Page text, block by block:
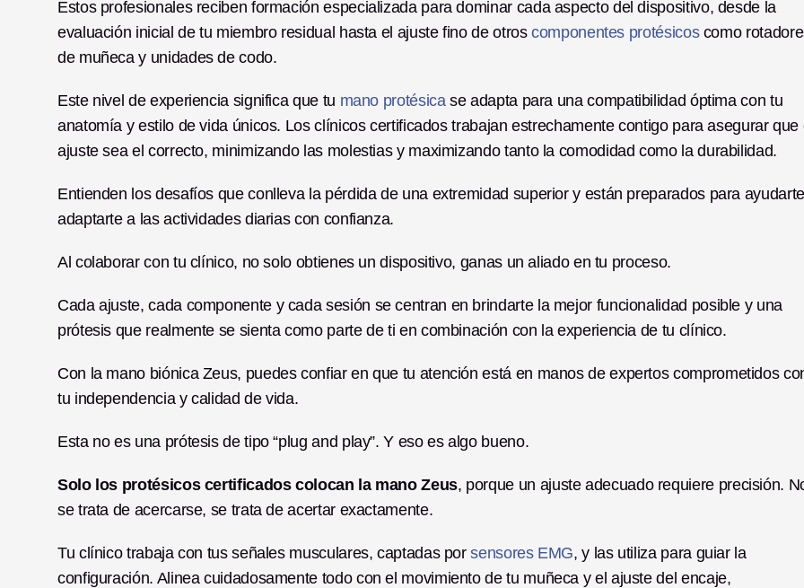
Estos profesionales reciben formación especializada para dominar cada aspecto del dispositivo, desde la
evaluación inicial de tu miembro residual hasta el ajuste fino de otros componentes protésicos como
de muñeca y unidades de codo.
Este nivel de experiencia significa que tu mano protésica se adapta para una compatibilidad óptima con tu
anatomía y estilo de vida únicos. Los clínicos certificados trabajan estrechamente contigo para asegurar que
ajuste sea el correcto, minimizando las molestias y maximizando tanto la comodidad como la durabilidad.
Entienden los desafíos que conlleva la pérdida de una extremidad superior y están preparados para
adaptarte a las actividades diarias con confianza.
Al colaborar con tu clínico, no solo obtienes un dispositivo, ganas un aliado en tu proceso.
Cada ajuste, cada componente y cada sesión se centran en brindarte la mejor funcionalidad posible y una
prótesis que realmente se sienta como parte de ti en combinación con la experiencia de tu clínico.
Con la mano biónica Zeus, puedes confiar en que tu atención está en manos de expertos comprometidos
tu independencia y calidad de vida.
Esta no es una prótesis de tipo “plug and play”. Y eso es algo bueno.
Solo los protésicos certificados colocan la mano Zeus, porque un ajuste adecuado requiere precisión.
se trata de acercarse, se trata de acertar exactamente.
Tu clínico trabaja con tus señales musculares, captadas por sensores EMG, y las utiliza para guiar la
configuración. Alinea cuidadosamente todo con el movimiento de tu muñeca y el ajuste del encaje,